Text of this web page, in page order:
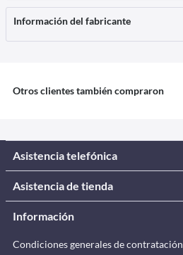
Información del fabricante
Otros clientes también compraron
Asistencia telefónica
Asistencia de tienda
Información
Condiciones generales de contratación